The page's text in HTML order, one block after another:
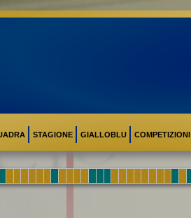
STAGIONE GIALLOBLU COMPETIZIONI